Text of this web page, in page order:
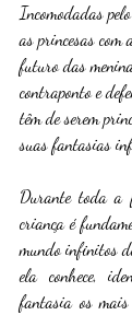
Incomodadas
as princesas
futuro das
contraponto e
têm de serem
suas fantasias
Durante toda a
criança é
mundo infinitos
ela conhece,
fantasia os mais